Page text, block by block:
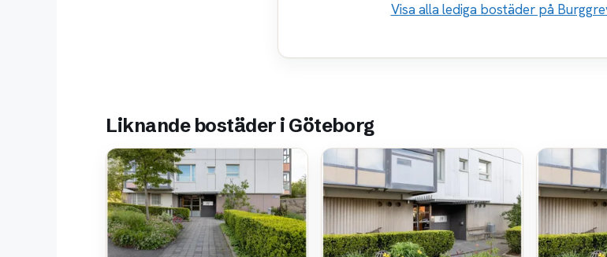
Visa alla lediga bostäder på
Liknande bostäder i Göteborg